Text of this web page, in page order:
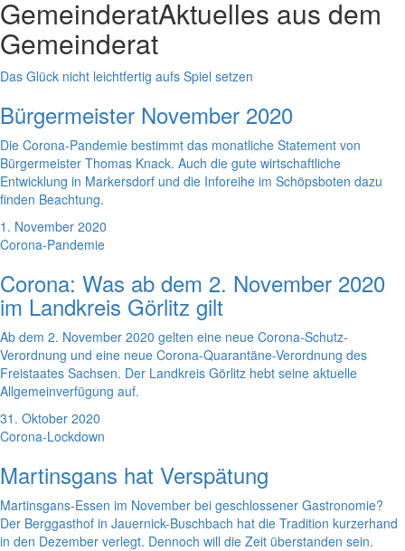
GemeinderatAktuelles aus dem
Gemeinderat
Das Glück nicht leichtfertig aufs Spiel setzen
Bürgermeister November 2020
Die Corona-Pandemie bestimmt das monatliche Statement von
Bürgermeister Thomas Knack. Auch die gute wirtschaftliche
Entwicklung in Markersdorf und die Inforeihe im Schöpsboten dazu
finden Beachtung.
1. November 2020
Corona-Pandemie
Corona: Was ab dem 2. November 2020
im Landkreis Görlitz gilt
Ab dem 2. November 2020 gelten eine neue Corona-Schutz-
Verordnung und eine neue Corona-Quarantäne-Verordnung des
Freistaates Sachsen. Der Landkreis Görlitz hebt seine aktuelle
Allgemeinverfügung auf.
31. Oktober 2020
Corona-Lockdown
Martinsgans hat Verspätung
Martinsgans-Essen im November bei geschlossener Gastronomie?
Der Berggasthof in Jauernick-Buschbach hat die Tradition kurzerhand
in den Dezember verlegt. Dennoch will die Zeit überstanden sein.